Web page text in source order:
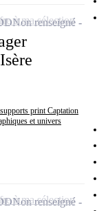
print Captation
et univers
Non renseigné
à ma sélection
Non renseigné
à ma sélection